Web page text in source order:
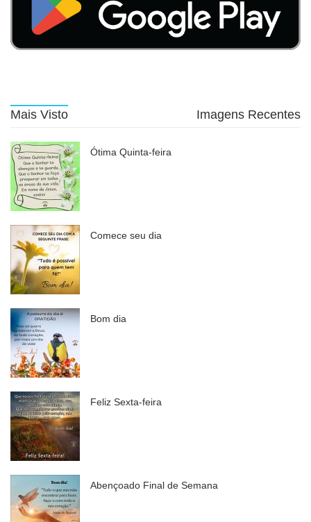
Mais Visto Imagens Recentes
Ótima Quinta-feira
Comece seu dia
Bom dia
Feliz Sexta-feira
Abençoado Final de Semana